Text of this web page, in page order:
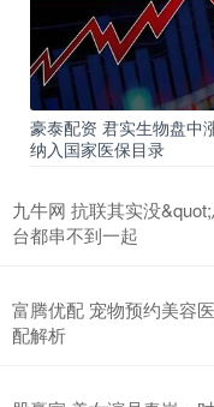
豪泰配资 君实生物盘中
纳入国家医保目录
九牛网 抗联其实没
台都串不到一起
富腾优配 宠物预约美容
配解析